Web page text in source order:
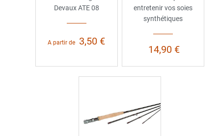
Devaux ATE 08
A partir de 3,50 €
entretenir vos soies
synthétiques
14,90 €